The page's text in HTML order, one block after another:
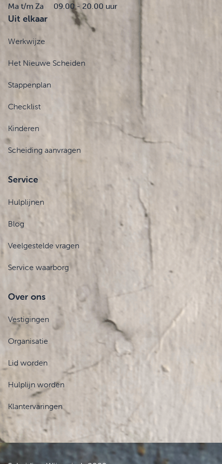
Ma t/m Za 09.00 - 20.00 uur
Uit elkaar
Werkwijze
Het Nieuwe Scheiden
Stappenplan
Checklist
Kinderen
Scheiding aanvragen
Service
Hulplijnen
Blog
Veelgestelde vragen
Service waarborg
Over ons
Vestigingen
Organisatie
Lid worden
Hulplijn worden
Klantervaringen